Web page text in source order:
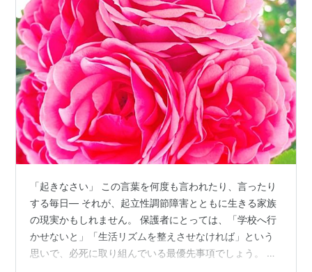
「起きなさい」 この言葉を何度も言われたり、言ったり
する毎日― それが、起立性調節障害とともに生きる家族
の現実かもしれません。 保護者にとっては、「学校へ行
かせないと」「生活リズムを整えさせなければ」という
思いで、必死に取り組んでいる最優先事項でしょう。 私